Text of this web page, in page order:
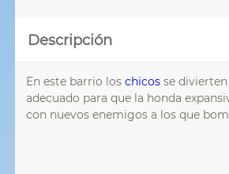
Descripción
En este barrio los chicos se
adecuado para que la honda
con nuevos enemigos a los que